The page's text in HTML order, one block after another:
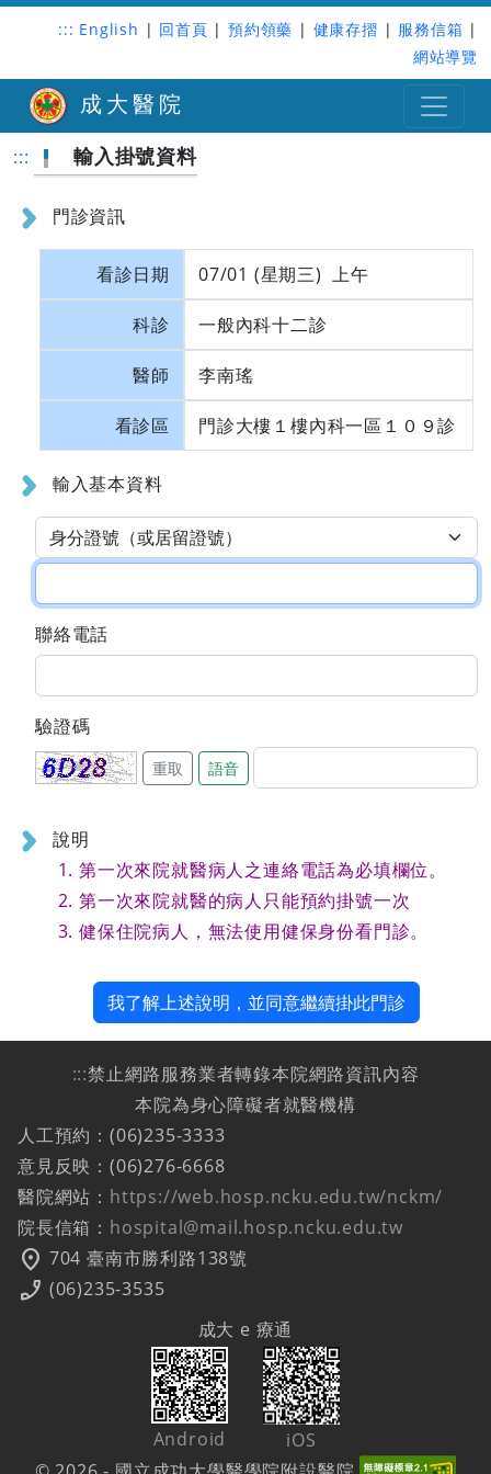
::: English | 回首頁 | 預約領藥 | 健康存摺 | 服務信箱 |
網站導覽
成大醫院
::: 輸入掛號資料
門診資訊
看診日期 07/01 (星期三) 上午
科診 一般內科十二診
醫師 李南瑤
看診區 門診大樓１樓內科一區１０９診
輸入基本資料
聯絡電話
驗證碼
重取 語音
說明
第一次來院就醫病人之連絡電話為必填欄位。
第一次來院就醫的病人只能預約掛號一次
健保住院病人，無法使用健保身份看門診。
我了解上述說明，並同意繼續掛此門診
:::禁止網路服務業者轉錄本院網路資訊內容
本院為身心障礙者就醫機構
人工預約：(06)235-3333
意見反映：(06)276-6668
醫院網站： https://web.hosp.ncku.edu.tw/nckm/
院長信箱： hospital@mail.hosp.ncku.edu.tw
location_on 704 臺南市勝利路138號
phone_enabled (06)235-3535
成大 e 療通
Android
iOS